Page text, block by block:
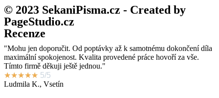
© 2023 SekaniPisma.cz - Created by
PageStudio.cz
Recenze
"Mohu jen doporučit. Od poptávky až k samotnému dokončení díla
maximální spokojenost. Kvalita provedené práce hovoří za vše.
Tímto firmě děkuji ještě jednou."
★★★★★ 5/5
Ludmila K., Vsetín